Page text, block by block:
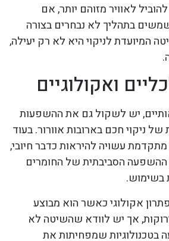
להוביל לאוויר מזוהם יותר, אם
בתהליך לא נבחרים בצורה
המיועדת לניקוי היא לא רק יעילה,
ואקולוגיים
יש לשקול גם את ההשפעות
של ניקוי חכם בארובות אוורור. בעוד
עשויה להיראות כדבר חיובי,
הסביבתית של החומרים
בשימוש.
אקולוגי כאשר הוא מבוצע
אך יש לוודא שהשיטה לא
בטכנולוגיות שמפחיתות את